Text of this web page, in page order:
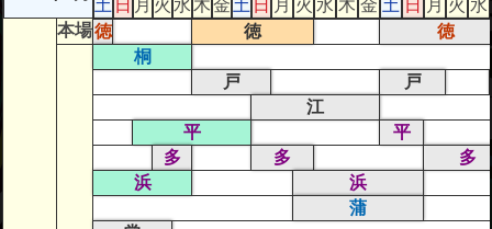
土 日 月 火 水 木金 土 日 月 火 水 木 金 土 日 月 火 水
本場徳 徳
徳
桐
戸
戸
江
平
平
多
多
多
浜
浜
蒲